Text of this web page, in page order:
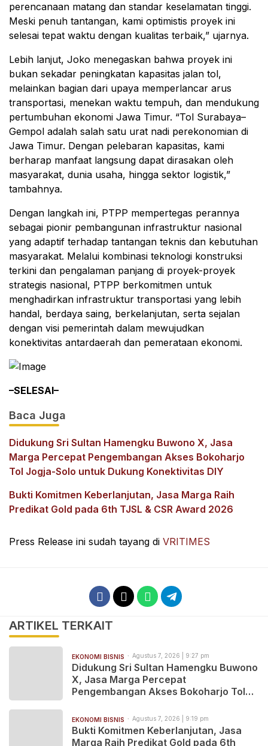
perencanaan matang dan standar keselamatan tinggi.
Meski penuh tantangan, kami optimistis proyek ini
selesai tepat waktu dengan kualitas terbaik,” ujarnya.
Lebih lanjut, Joko menegaskan bahwa proyek ini
bukan sekadar peningkatan kapasitas jalan tol,
melainkan bagian dari upaya memperlancar arus
transportasi, menekan waktu tempuh, dan mendukung
pertumbuhan ekonomi Jawa Timur. “Tol Surabaya–
Gempol adalah salah satu urat nadi perekonomian di
Jawa Timur. Dengan pelebaran kapasitas, kami
berharap manfaat langsung dapat dirasakan oleh
masyarakat, dunia usaha, hingga sektor logistik,”
tambahnya.
Dengan langkah ini, PTPP mempertegas perannya
sebagai pionir pembangunan infrastruktur nasional
yang adaptif terhadap tantangan teknis dan kebutuhan
masyarakat. Melalui kombinasi teknologi konstruksi
terkini dan pengalaman panjang di proyek-proyek
strategis nasional, PTPP berkomitmen untuk
menghadirkan infrastruktur transportasi yang lebih
handal, berdaya saing, berkelanjutan, serta sejalan
dengan visi pemerintah dalam mewujudkan
konektivitas antardaerah dan pemerataan ekonomi.
–SELESAI–
Baca Juga
Didukung Sri Sultan Hamengku Buwono X, Jasa
Marga Percepat Pengembangan Akses Bokoharjo
Tol Jogja-Solo untuk Dukung Konektivitas DIY
Bukti Komitmen Keberlanjutan, Jasa Marga Raih
Predikat Gold pada 6th TJSL & CSR Award 2026
Press Release ini sudah tayang di VRITIMES
ARTIKEL TERKAIT
EKONOMI BISNIS Agustus 7, 2026 | 9:27 pm
Didukung Sri Sultan Hamengku Buwono
X, Jasa Marga Percepat
Pengembangan Akses Bokoharjo Tol
DIY
EKONOMI BISNIS Agustus 7, 2026 | 9:19 pm
Bukti Komitmen Keberlanjutan, Jasa
Marga Raih Predikat Gold pada 6th